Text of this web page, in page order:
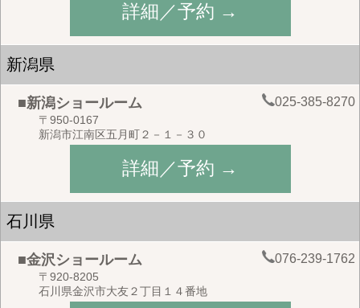
詳細／予約 →
新潟県
■新潟ショールーム 025-385-8270
〒950-0167
新潟市江南区五月町２－１－３０
詳細／予約 →
石川県
■金沢ショールーム 076-239-1762
〒920-8205
石川県金沢市大友２丁目１４番地